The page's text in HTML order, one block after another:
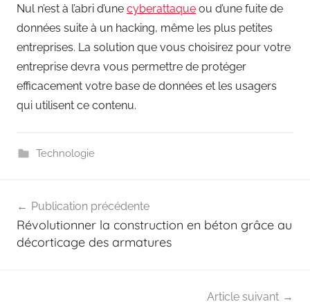
Nul n’est à l’abri d’une cyberattaque ou d’une fuite de
données suite à un hacking, même les plus petites
entreprises. La solution que vous choisirez pour votre
entreprise devra vous permettre de protéger
efficacement votre base de données et les usagers
qui utilisent ce contenu.
Technologie
de
l’article
Publication précédente
Révolutionner la construction en béton grâce au
décorticage des armatures
Article suivant